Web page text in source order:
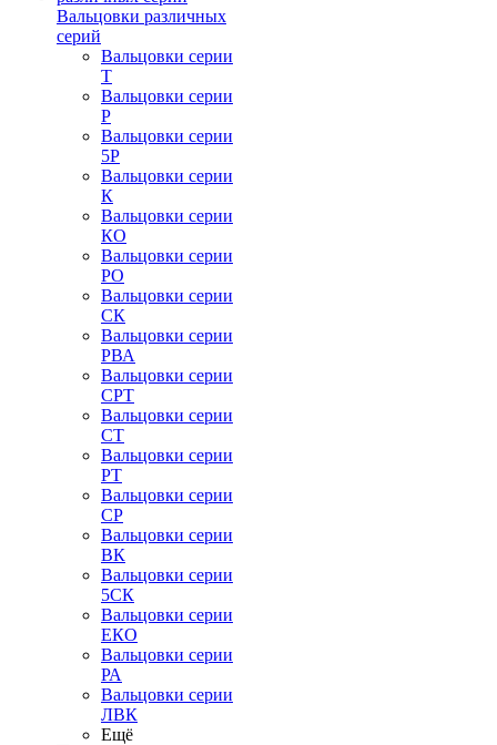
Вальцовки различных
серий
Вальцовки серии
Т
Вальцовки серии
Р
Вальцовки серии
5Р
Вальцовки серии
К
Вальцовки серии
КО
Вальцовки серии
РО
Вальцовки серии
СК
Вальцовки серии
РВА
Вальцовки серии
СРТ
Вальцовки серии
СТ
Вальцовки серии
РТ
Вальцовки серии
СР
Вальцовки серии
ВК
Вальцовки серии
5СК
Вальцовки серии
ЕКО
Вальцовки серии
РА
Вальцовки серии
ЛВК
Ещё